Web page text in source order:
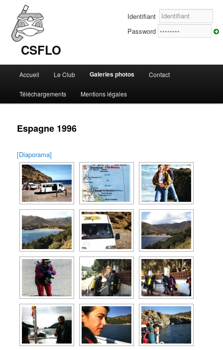
Identifiant
Password
CSFLO
principal
Aller
au
Accueil Le Club Galeries photos Contact
Téléchargements Mentions légales
Espagne 1996
[Diaporama]